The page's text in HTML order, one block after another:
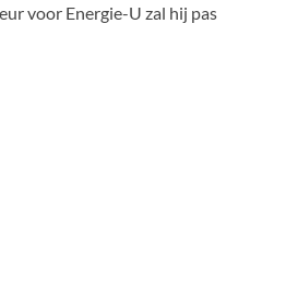
voor Energie-U zal hij pas